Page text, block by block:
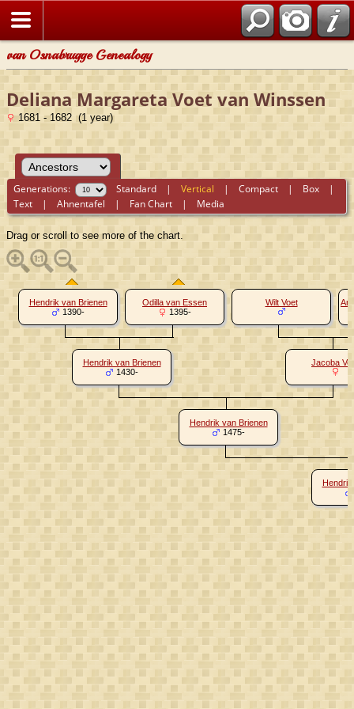
van Osnabrugge Genealogy
Deliana Margareta Voet van Winssen
1681 - 1682 (1 year)
Generations: Standard |Vertical |Compact | Box |
Text |Ahnentafel | Fan Chart | Media
Drag or scroll to see more of the chart.
Hendrik van Brienen
1390-
Odilla van Essen
1395-
Wilt Voet
Hendrik van Brienen
1430-
Jacoba
Hendrik van Brienen
1475-